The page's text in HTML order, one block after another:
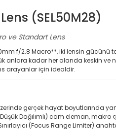
(SEL50M28)
ve Standart Lens
f/2.8 Macro**, iki lensin gücünü
anlara kadar her alanda keskin ve
arayanlar için idealdir.
gerçek hayat boyutlarında
Dağılımlı) cam eleman,
(Focus Range Limiter)